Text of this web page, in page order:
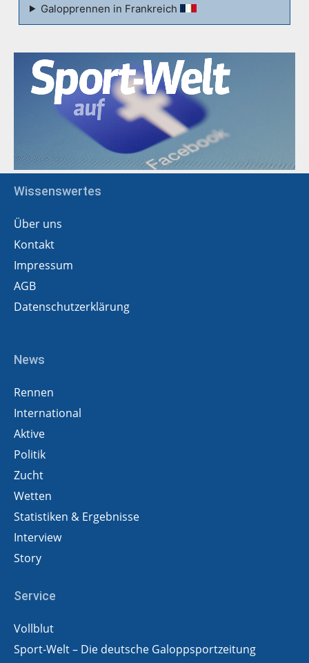
Galopprennen in Frankreich
Wissenswertes
Über uns
Kontakt
Impressum
AGB
Datenschutzerklärung
News
Rennen
International
Aktive
Politik
Zucht
Wetten
Statistiken & Ergebnisse
Interview
Story
Service
Vollblut
Sport-Welt – Die deutsche Galoppsportzeitung